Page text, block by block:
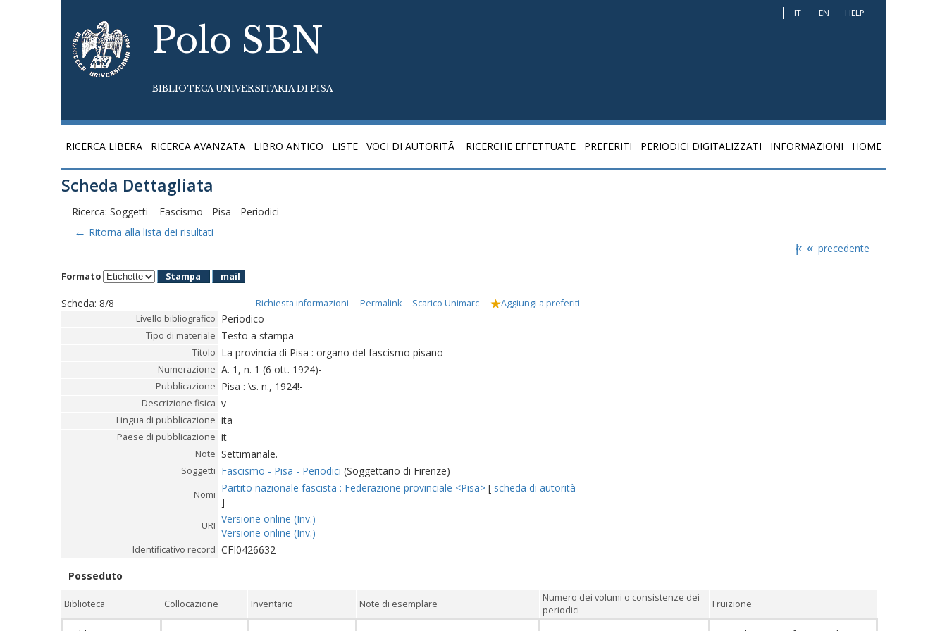
Polo SBN
BIBLIOTECA UNIVERSITARIA DI PISA
IT EN HELP
RICERCA LIBERA RICERCA AVANZATA LIBRO ANTICO LISTE VOCI DI AUTORITÃ RICERCHE EFFETTUATE PREFERITI PERIODICI DIGITALIZZATI INFORMAZIONI HOME
Scheda Dettagliata
Ricerca: Soggetti = Fascismo - Pisa - Periodici
← Ritorna alla lista dei risultati
|« « precedente
Formato Stampa mail
Scheda: 8/8 Richiesta informazioni Permalink Scarico Unimarc
Aggiungi a preferiti
Livello bibliografico Periodico
Tipo di materiale Testo a stampa
Titolo La provincia di Pisa : organo del fascismo pisano
Numerazione A. 1, n. 1 (6 ott. 1924)-
Pubblicazione Pisa : \s. n., 1924!-
Descrizione fisica v
Lingua di pubblicazione ita
Paese di pubblicazione it
Note Settimanale.
Soggetti Fascismo - Pisa - Periodici (Soggettario di Firenze)
Nomi
Partito nazionale fascista : Federazione provinciale <Pisa> [ scheda di autorità
]
URI
Versione online (Inv.)
Versione online (Inv.)
Identificativo record CFI0426632
Posseduto
Biblioteca Collocazione Inventario Note di esemplare
Numero dei volumi o consistenze dei
periodici
Fruizione